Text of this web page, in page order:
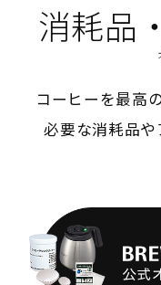
消耗品
コーヒーを最高
必要な消耗品や